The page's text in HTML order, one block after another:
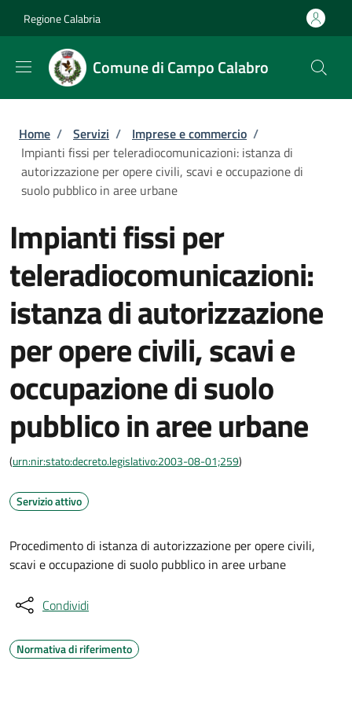
Regione Calabria
Comune di Campo Calabro
Briciole di pane
Home / Servizi / Imprese e commercio /
Impianti fissi per teleradiocomunicazioni: istanza di
autorizzazione per opere civili, scavi e occupazione di
suolo pubblico in aree urbane
Impianti fissi per
teleradiocomunicazioni:
istanza di autorizzazione
per opere civili, scavi e
occupazione di suolo
pubblico in aree urbane
(urn:nir:stato:decreto.legislativo:2003-08-01;259)
Servizio attivo
Procedimento di istanza di autorizzazione per opere civili,
scavi e occupazione di suolo pubblico in aree urbane
Condividi
Normativa di riferimento